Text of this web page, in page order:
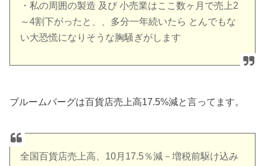
・私の周囲の製造 及び 小売業はここ数ヶ月で売上2
～4割下がったと、、多分一年続いたら とんでもな
い大恐慌になりそうな胸騒ぎがします
ブルームバーグは百貨店売上高17.5%減と言ってます。
全国百貨店売上高、10月17.5％減－増税前駆け込み